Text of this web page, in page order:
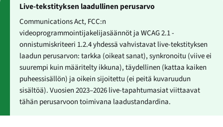
Live-tekstityksen laadullinen perusarvo
Communications Act, FCC:n
videoprogrammointijakelijasäännöt ja WCAG 2.1 -
onnistumiskriteeri 1.2.4 yhdessä vahvistavat live-tekstityksen
laadun perusarvon: tarkka (oikeat sanat), synkronoitu (viive ei
suurempi kuin määritelty ikkuna), täydellinen (kattaa kaiken
puheessisällön) ja oikein sijoitettu (ei peitä kuvaruudun
sisältöä). Vuosien 2023–2026 live-tapahtumasiat viittaavat
tähän perusarvoon toimivana laadustandardina.